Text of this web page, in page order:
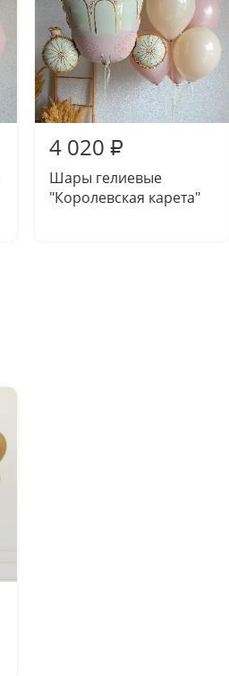
4 020 ₽
Шары гелиевые
"Королевская карета"